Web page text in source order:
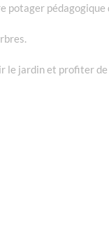
potager pédagogique
le jardin et profiter de